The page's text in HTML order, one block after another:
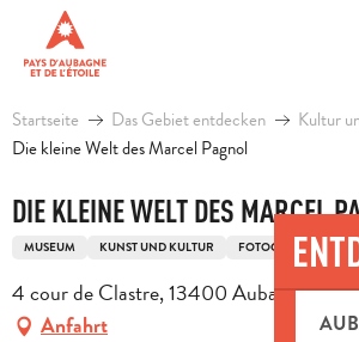
contenu
principal
Startseite Das Gebiet entdecken
Kultur
Die kleine Welt des Marcel Pagnol
DIE KLEINE WELT DES MARCEL
MUSEUM KUNST UND KULTUR FOTOGRAFIE UND
4 cour de Clastre, 13400 Aubagne
Anfahrt